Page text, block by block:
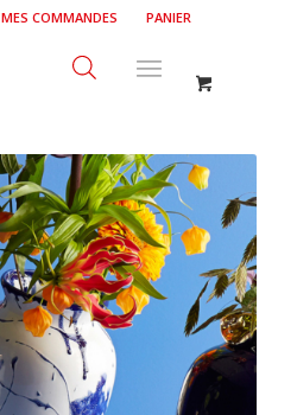
MES COMMANDES PANIER